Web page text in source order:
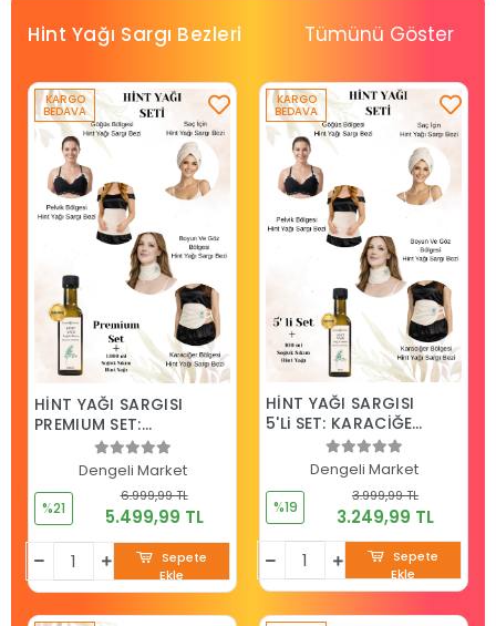
Hint Yağı Sargı Bezleri Tümünü Göster
HİNT YAĞI SARGISI
PREMIUM SET:
KARACİĞER, PELVİK,
BOYUN/GÖZ, SAÇ
VE GÖĞÜS BÖLGESİ
SARGI BEZİ + 1.000
ML HEKZANSIZ HİNT
YAĞI
Dengeli Market
%21
6.999,99 TL
5.499,99 TL
KARGO
BEDAVA
Sepete
Ekle
HİNT YAĞI SARGISI
5'Li SET: KARACİĞER,
BOYUN/GÖZ, SAÇ
VE GÖĞÜS BÖLGESİ
SARGI BEZİ + 100 ML
HEKZANSIZ HİNT
YAĞI
Dengeli Market
%19
3.999,99 TL
3.249,99 TL
KARGO
BEDAVA
Sepete
Ekle